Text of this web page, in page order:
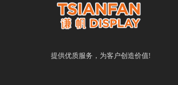
提供优质服务，为客户创造价值!